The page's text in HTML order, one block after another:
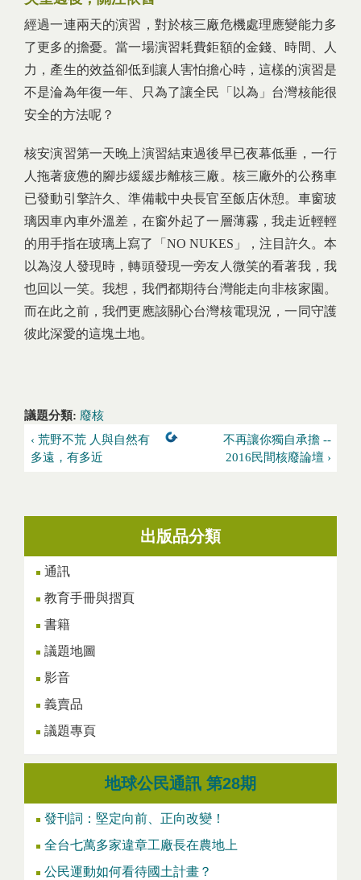
經過一連兩天的演習，對於核三廠危機處理應變能力多
了更多的擔憂。當一場演習耗費鉅額的金錢、時間、人
力，產生的效益卻低到讓人害怕擔心時，這樣的演習是
不是淪為年復一年、只為了讓全民「以為」台灣核能很
安全的方法呢？
核安演習第一天晚上演習結束過後早已夜幕低垂，一行
人拖著疲憊的腳步緩緩步離核三廠。核三廠外的公務車
已發動引擎許久、準備載中央長官至飯店休憩。車窗玻
璃因車內車外溫差，在窗外起了一層薄霧，我走近輕輕
的用手指在玻璃上寫了「NO NUKES」，注目許久。本
以為沒人發現時，轉頭發現一旁友人微笑的看著我，我
也回以一笑。我想，我們都期待台灣能走向非核家園。
而在此之前，我們更應該關心台灣核電現況，一同守護
彼此深愛的這塊土地。
議題分類: 廢核
‹ 荒野不荒 人與自然有
多遠，有多近
不再讓你獨自承擔 --
2016民間核廢論壇 ›
出版品分類
通訊
教育手冊與摺頁
書籍
議題地圖
影音
義賣品
議題專頁
地球公民通訊 第28期
發刊詞：堅定向前、正向改變！
全台七萬多家違章工廠長在農地上
公民運動如何看待國土計畫？